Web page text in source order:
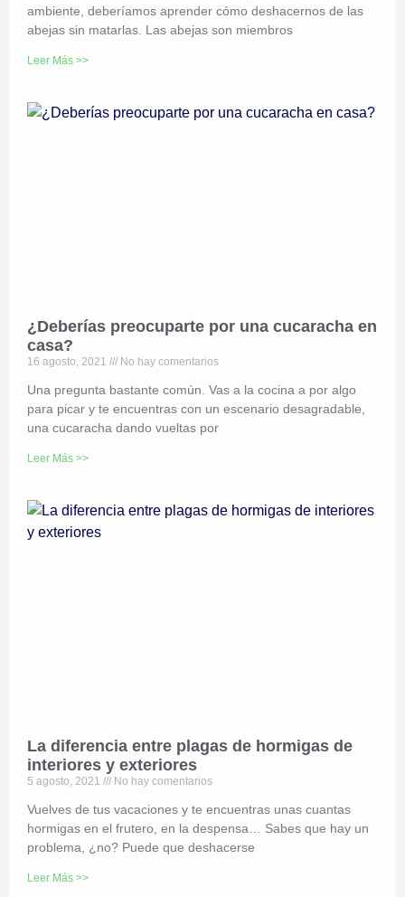
ambiente, deberíamos aprender cómo deshacernos de las
abejas sin matarlas. Las abejas son miembros
Leer Más >>
¿Deberías preocuparte por una cucaracha en
casa?
16 agosto, 2021 No hay comentarios
Una pregunta bastante común. Vas a la cocina a por algo
para picar y te encuentras con un escenario desagradable,
una cucaracha dando vueltas por
Leer Más >>
La diferencia entre plagas de hormigas de
interiores y exteriores
5 agosto, 2021 No hay comentarios
Vuelves de tus vacaciones y te encuentras unas cuantas
hormigas en el frutero, en la despensa… Sabes que hay un
problema, ¿no? Puede que deshacerse
Leer Más >>